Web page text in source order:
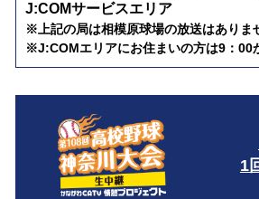
J:COMサービスエリア
※上記の局は相模原球場の放送はありま
※J:COMエリアにお住まいの方は9：00
1